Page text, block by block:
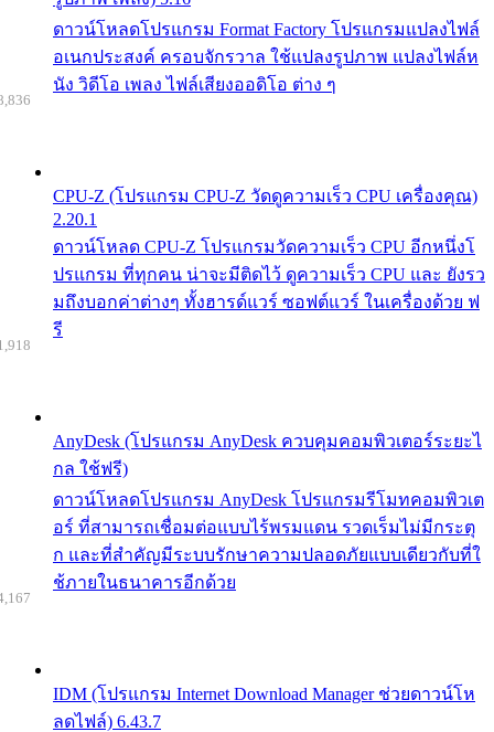
ดาวน์โหลดโปรแกรม Format Factory โปรแกรมแปลงไฟล์
อเนกประสงค์ ครอบจักรวาล ใช้แปลงรูปภาพ แปลงไฟล์ห
นัง วิดีโอ เพลง ไฟล์เสียงออดิโอ ต่าง ๆ
CPU-Z (โปรแกรม CPU-Z วัดดูความเร็ว CPU เครื่องคุณ)
2.20.1
ดาวน์โหลด CPU-Z โปรแกรมวัดความเร็ว CPU อีกหนึ่งโ
ปรแกรม ที่ทุกคน น่าจะมีติดไว้ ดูความเร็ว CPU และ ยังรว
มถึงบอกค่าต่างๆ ทั้งฮารด์แวร์ ซอฟต์แวร์ ในเครื่องด้วย ฟ
รี
AnyDesk (โปรแกรม AnyDesk ควบคุมคอมพิวเตอร์ระยะไ
กล ใช้ฟรี)
ดาวน์โหลดโปรแกรม AnyDesk โปรแกรมรีโมทคอมพิวเต
อร์ ที่สามารถเชื่อมต่อแบบไร้พรมแดน รวดเร็มไม่มีกระตุ
ก และที่สำคัญมีระบบรักษาความปลอดภัยแบบเดียวกับที่ใ
ช้ภายในธนาคารอีกด้วย
IDM (โปรแกรม Internet Download Manager ช่วยดาวน์โห
ลดไฟล์) 6.43.7